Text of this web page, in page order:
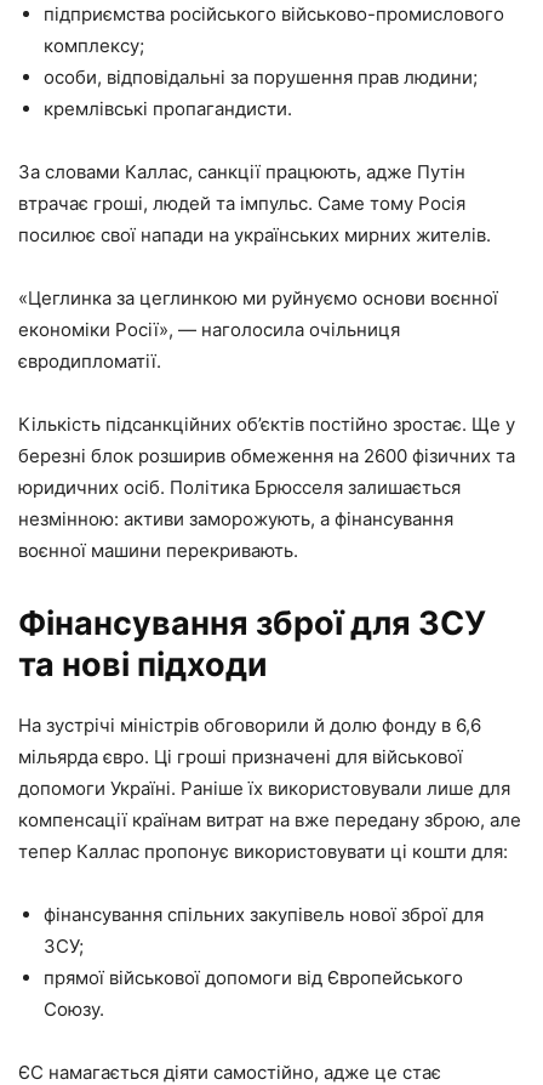
підприємства російського військово-промислового
комплексу;
особи, відповідальні за порушення прав людини;
кремлівські пропагандисти.
За словами Каллас, санкції працюють, адже Путін
втрачає гроші, людей та імпульс. Саме тому Росія
посилює свої напади на українських мирних жителів.
«Цеглинка за цеглинкою ми руйнуємо основи воєнної
економіки Росії», — наголосила очільниця
євродипломатії.
Кількість підсанкційних об’єктів постійно зростає. Ще у
березні блок розширив обмеження на 2600 фізичних та
юридичних осіб. Політика Брюсселя залишається
незмінною: активи заморожують, а фінансування
воєнної машини перекривають.
Фінансування зброї для ЗСУ
та нові підходи
На зустрічі міністрів обговорили й долю фонду в 6,6
мільярда євро. Ці гроші призначені для військової
допомоги Україні. Раніше їх використовували лише для
компенсації країнам витрат на вже передану зброю, але
тепер Каллас пропонує використовувати ці кошти для:
фінансування спільних закупівель нової зброї для
ЗСУ;
прямої військової допомоги від Європейського
Союзу.
ЄС намагається діяти самостійно, адже це стає